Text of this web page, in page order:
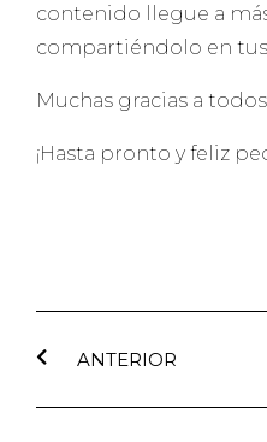
contenido llegue a
compartiéndolo en tus
Muchas gracias a
¡Hasta pronto y feliz
ANTERIOR